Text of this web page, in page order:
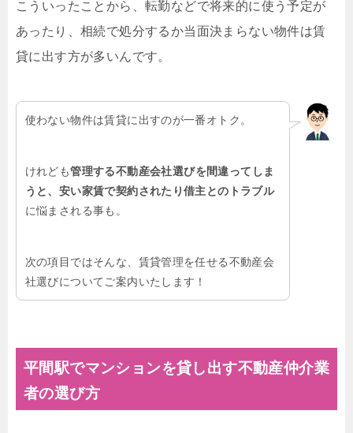
こういったことから、転勤などで将来的に使う予定が
あったり、相続で処分するか当面決まらない物件は賃
貸に出す方が多いんです。
使わない物件は賃貸に出すのが一番オトク。
けれども管理する不動産会社選びを間違ってしま
うと、安い家賃で契約されたり借主とのトラブル
に悩まされる事も。
次の項目ではそんな、賃貸管理を任せる不動産会
社選びについてご案内いたします！
平間駅でマンションを貸し出す不動産仲介業
者の選び方